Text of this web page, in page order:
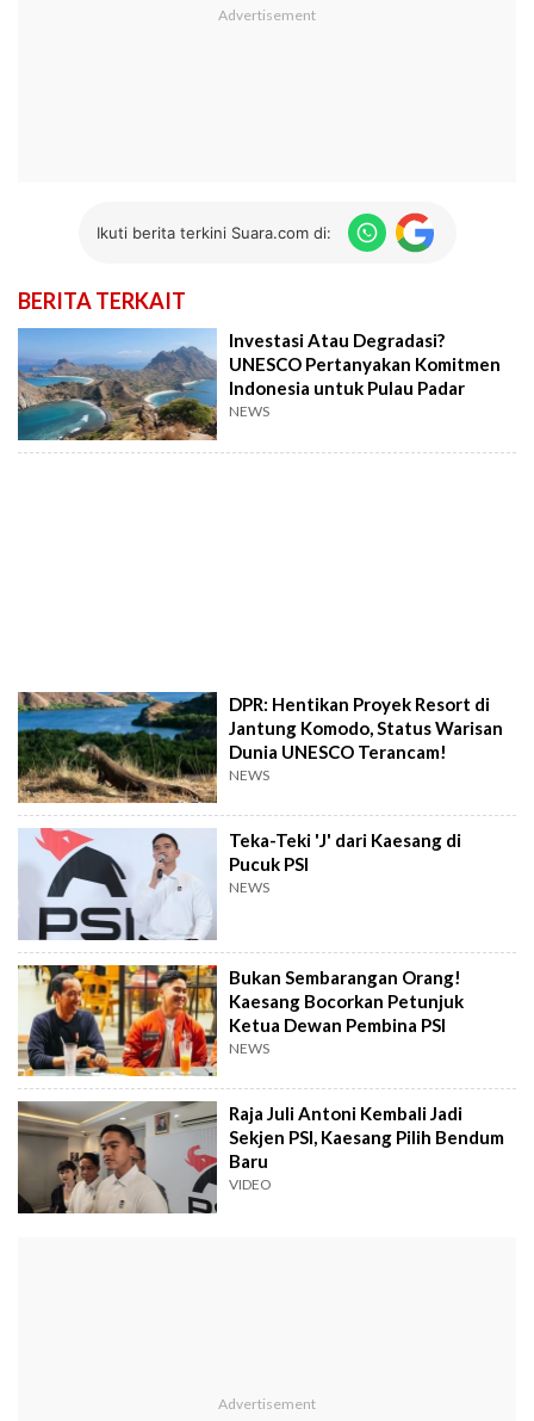
Ikuti berita terkini Suara.com di:
BERITA TERKAIT
Investasi Atau Degradasi?
UNESCO Pertanyakan Komitmen
Indonesia untuk Pulau Padar
NEWS
DPR: Hentikan Proyek Resort di
Jantung Komodo, Status Warisan
Dunia UNESCO Terancam!
NEWS
Teka-Teki 'J' dari Kaesang di
Pucuk PSI
NEWS
Bukan Sembarangan Orang!
Kaesang Bocorkan Petunjuk
Ketua Dewan Pembina PSI
NEWS
Raja Juli Antoni Kembali Jadi
Sekjen PSI, Kaesang Pilih Bendum
Baru
VIDEO